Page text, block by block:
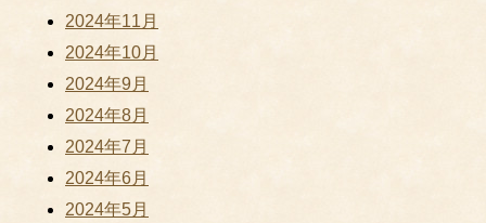
2024年11月
2024年10月
2024年9月
2024年8月
2024年7月
2024年6月
2024年5月